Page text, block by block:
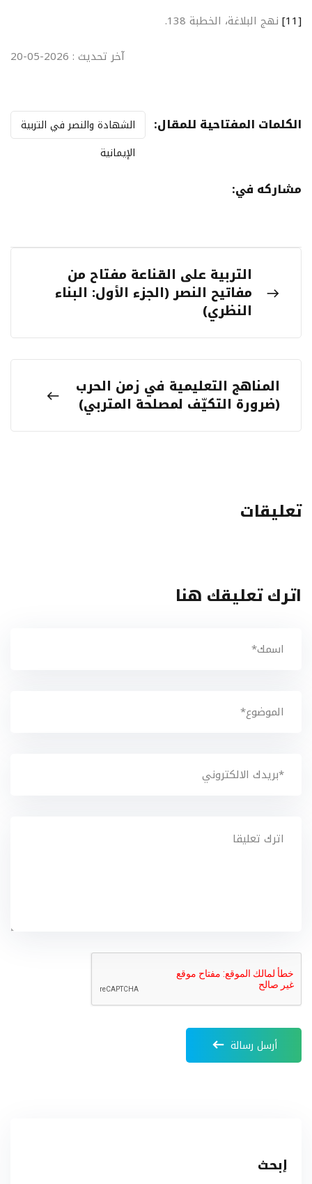
[11]
نهج البلاغة، الخطبة 138.
آخر تحديث : 2026-05-20
الكلمات المفتاحية للمقال:
الشهادة والنصر في التربية
الإيمانية
مشاركه في:
التربية على القناعة مفتاح من
مفاتيح النصر (الجزء الأول: البناء
النظري)
المناهج التعليمية في زمن الحرب
(ضرورة التكيّف لمصلحة المتربي)
تعليقات
اترك تعليقك هنا
أرسل رسالة
إبحث